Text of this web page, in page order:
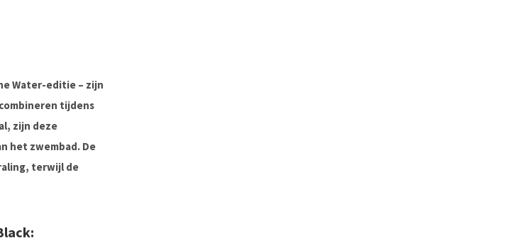
Water-editie – zijn
tijdens
zijn deze
het zwembad. De
terwijl de